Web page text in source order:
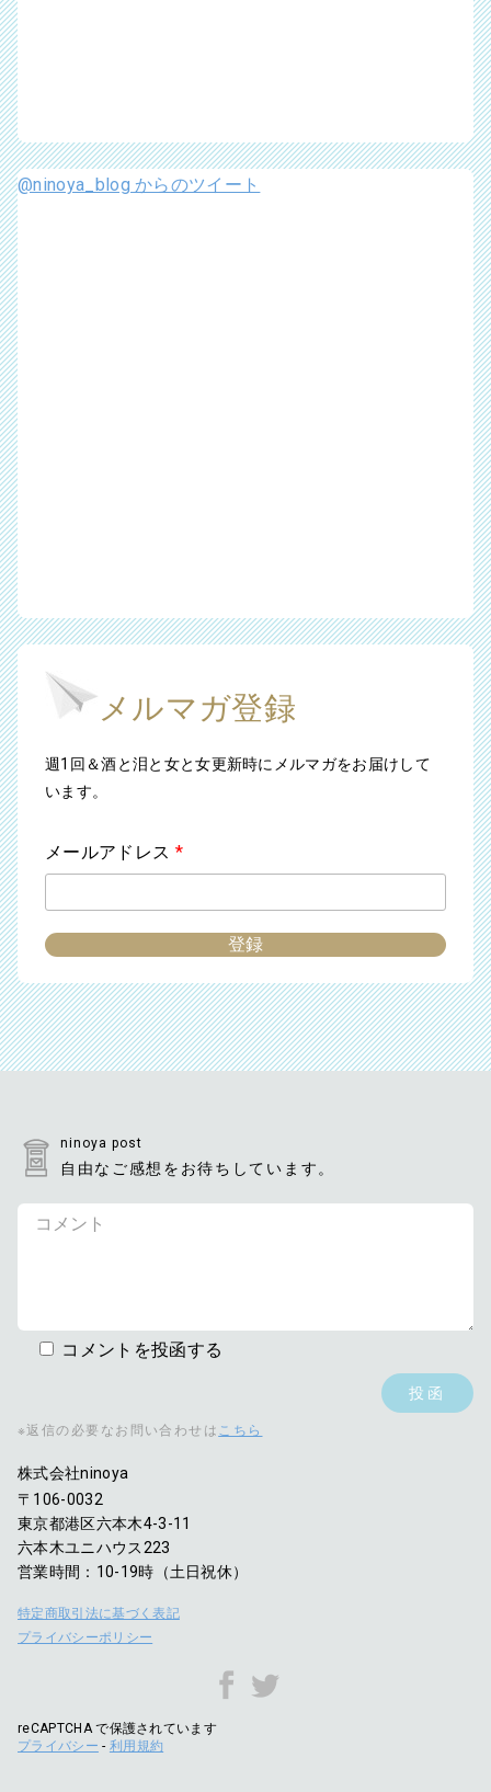
@ninoya_blog からのツイート
メルマガ登録
週1回＆酒と泪と女と女更新時にメルマガをお届けして
います。
メールアドレス *
ninoya post
自由なご感想をお待ちしています。
コメントを投函する
※返信の必要なお問い合わせは こちら
株式会社ninoya
〒106-0032
東京都港区六本木4-3-11
六本木ユニハウス223
営業時間：10-19時（土日祝休）
特定商取引法に基づく表記
プライバシーポリシー
reCAPTCHA で保護されています
プライバシー - 利用規約